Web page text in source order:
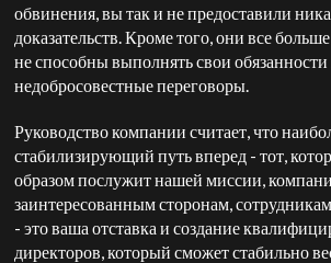
обвинения, вы так и не предоставили
доказательств. Кроме того, они все
не способны выполнять свои обязанности
недобросовестные переговоры.
Руководство компании считает, что
стабилизирующий путь вперед - тот,
образом послужит нашей миссии,
заинтересованным сторонам,
- это ваша отставка и создание
директоров, который сможет стабильно